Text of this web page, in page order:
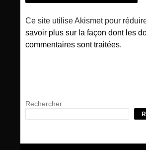
Ce site utilise Akismet pour
savoir plus sur la façon dont les
commentaires sont traitées.
Rechercher